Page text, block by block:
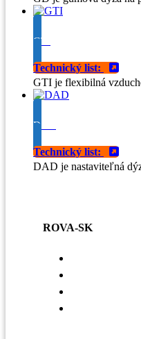
GTI
Technický list:
GTI je flexibilná
DAD
Technický list:
DAD je nastaviteľná
ROVA-SK